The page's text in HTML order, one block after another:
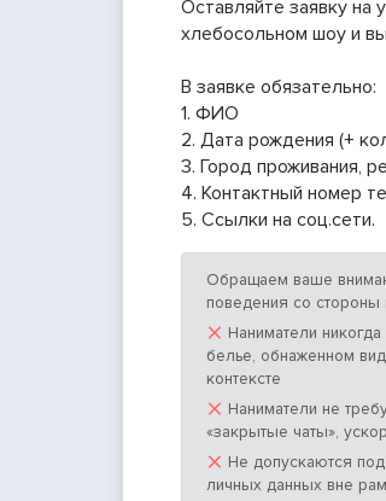
Оставляйте заявку на
хлебосольном шоу и
В заявке обязательно:
1. ФИО
2. Дата рождения (+
3. Город проживания,
4. Контактный номер
5. Ссылки на соц.сети.
Обращаем ваше
поведения со стороны
× Наниматели
белье, обнаженном
контексте
× Наниматели не
«закрытые чаты»,
× Не допускаются
личных данных вне